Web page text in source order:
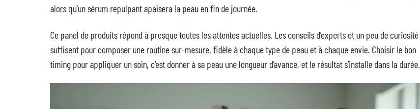
alors qu’un sérum repulpant apaisera la peau en fin de journée.
Ce panel de produits répond à presque toutes les attentes actuelles. Les conseils d’experts et un peu de curiosité
suffisent pour composer une routine sur-mesure, fidèle à chaque type de peau et à chaque envie. Choisir le bon
timing pour appliquer un soin, c’est donner à sa peau une longueur d’avance, et le résultat s’installe dans la durée.